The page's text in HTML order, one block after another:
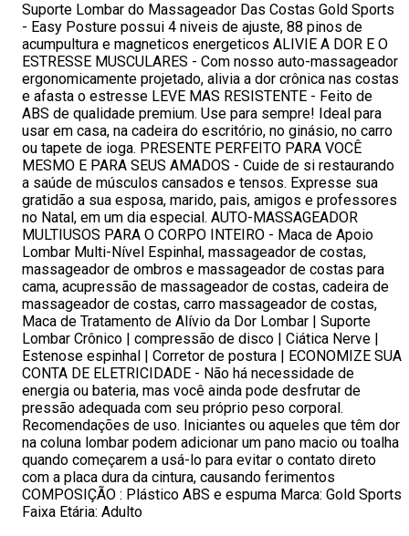
Suporte Lombar do Massageador Das Costas Gold Sports
- Easy Posture possui 4 niveis de ajuste, 88 pinos de
acumpultura e magneticos energeticos ALIVIE A DOR E O
ESTRESSE MUSCULARES - Com nosso auto-massageador
ergonomicamente projetado, alivia a dor crônica nas costas
e afasta o estresse LEVE MAS RESISTENTE - Feito de
ABS de qualidade premium. Use para sempre! Ideal para
usar em casa, na cadeira do escritório, no ginásio, no carro
ou tapete de ioga. PRESENTE PERFEITO PARA VOCÊ
MESMO E PARA SEUS AMADOS - Cuide de si restaurando
a saúde de músculos cansados ​​e tensos. Expresse sua
gratidão a sua esposa, marido, pais, amigos e professores
no Natal, em um dia especial. AUTO-MASSAGEADOR
MULTIUSOS PARA O CORPO INTEIRO - Maca de Apoio
Lombar Multi-Nível Espinhal, massageador de costas,
massageador de ombros e massageador de costas para
cama, acupressão de massageador de costas, cadeira de
massageador de costas, carro massageador de costas,
Maca de Tratamento de Alívio da Dor Lombar | Suporte
Lombar Crônico | compressão de disco | Ciática Nerve |
Estenose espinhal | Corretor de postura | ECONOMIZE SUA
CONTA DE ELETRICIDADE - Não há necessidade de
energia ou bateria, mas você ainda pode desfrutar de
pressão adequada com seu próprio peso corporal.
Recomendações de uso. Iniciantes ou aqueles que têm dor
na coluna lombar podem adicionar um pano macio ou toalha
quando começarem a usá-lo para evitar o contato direto
com a placa dura da cintura, causando ferimentos
COMPOSIÇÃO : Plástico ABS e espuma Marca: Gold Sports
Faixa Etária: Adulto